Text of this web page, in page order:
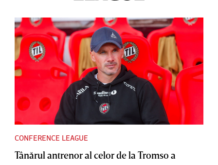
CONFERENCE LEAGUE
Tânărul antrenor al celor de la Tromso a